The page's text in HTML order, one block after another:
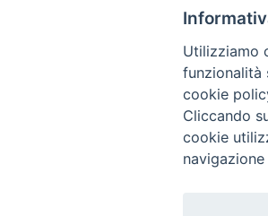
Utilizziamo
funzionalità
cookie
Cliccando
cookie